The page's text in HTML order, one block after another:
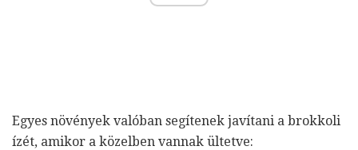
Egyes növények valóban segítenek javítani a brokkoli
ízét, amikor a közelben vannak ültetve: